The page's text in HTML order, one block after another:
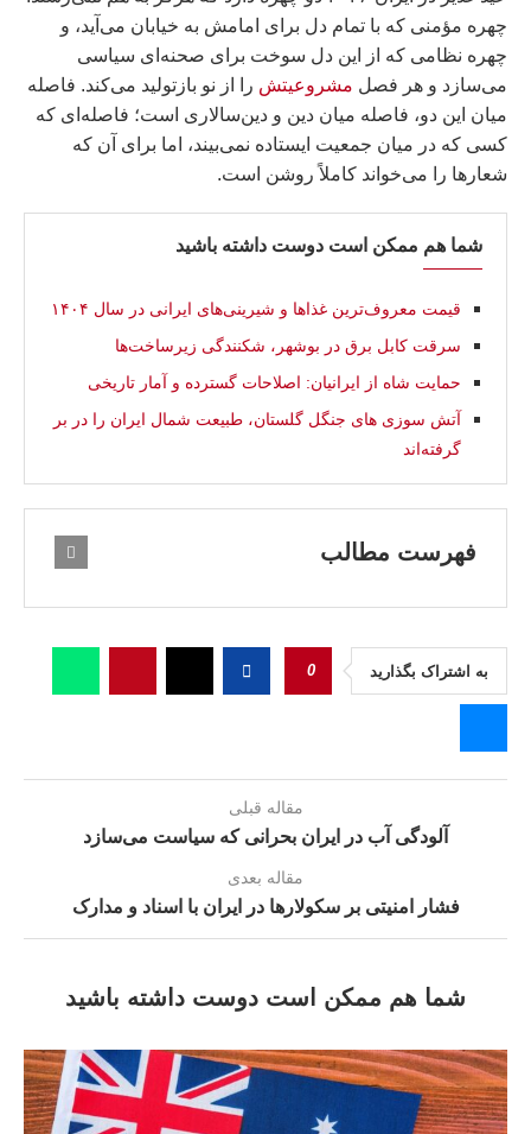
چهره مؤمنی که با تمام دل برای امامش به خیابان می‌آید، و
چهره نظامی که از این دل سوخت برای صحنه‌ای سیاسی
می‌سازد و هر فصل مشروعیتش را از نو بازتولید می‌کند. فاصله
میان این دو، فاصله میان دین و دین‌سالاری است؛ فاصله‌ای که
کسی که در میان جمعیت ایستاده نمی‌بیند، اما برای آن که
شعارها را می‌خواند کاملاً روشن است.
شما هم ممکن است دوست داشته باشید
قیمت معروف‌ترین غذاها و شیرینی‌های ایرانی در سال ۱۴۰۴
سرقت کابل برق در بوشهر، شکنندگی زیرساخت‌ها
حمایت شاه از ایرانیان: اصلاحات گسترده و آمار تاریخی
آتش سوزی‌ های جنگل گلستان، طبیعت شمال ایران را در بر
گرفته‌اند
فهرست مطالب
به اشتراک بگذارید 0
مقاله قبلی
آلودگی آب در ایران بحرانی که سیاست می‌سازد
مقاله بعدی
فشار امنیتی بر سکولارها در ایران با اسناد و مدارک
شما هم ممکن است دوست داشته باشید